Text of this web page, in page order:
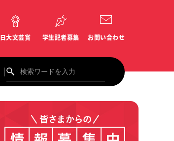
日大文芸賞 学生記者募集 お問い合わせ